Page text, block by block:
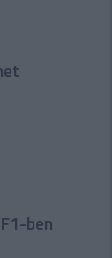
ben